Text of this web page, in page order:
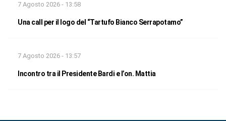
7 Agosto 2026 - 13:58
Una call per il logo del “Tartufo Bianco Serrapotamo”
7 Agosto 2026 - 13:57
Incontro tra il Presidente Bardi e l’on. Mattia